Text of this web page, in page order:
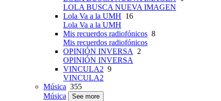
LOLA BUSCA NUEVA IMAGEN
Lola Va a la UMH 16
Lola Va a la UMH
Mis recuerdos radiofónicos 8
Mis recuerdos radiofónicos
OPINIÓN INVERSA 2
OPINIÓN INVERSA
VINCULA2 9
VINCULA2
Música 355
Música
See more